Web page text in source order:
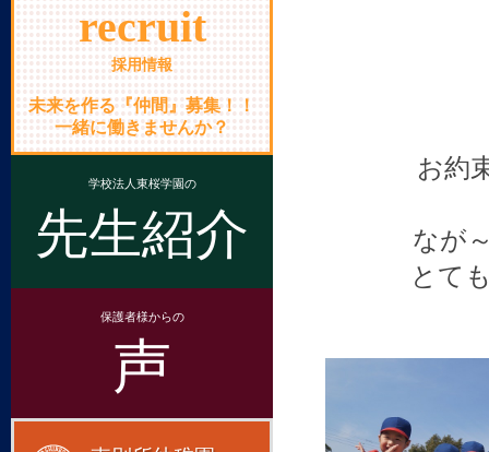
お約
なが
とて
recruit
採用情報
未来を作る『仲間』募集！！
一緒に働きませんか？
学校法人東桜学園の
先生紹介
保護者様からの
声